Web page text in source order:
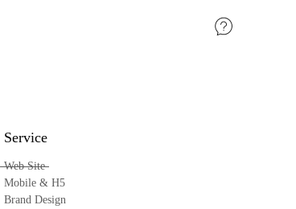
Service
Web Site
Mobile & H5
Brand Design